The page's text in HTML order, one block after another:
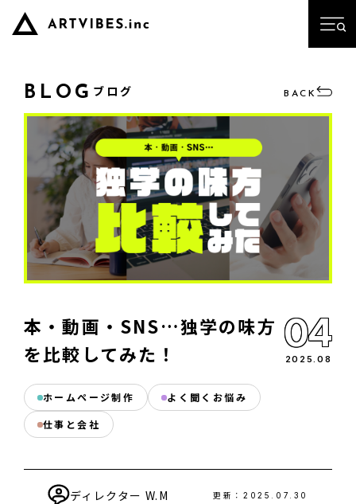
BLOG ブログ BACK
本・動画・SNS…独学の味方
を比較してみた！
04
2025. 08
ホームページ制作
よく聞くお悩み
仕事と会社
ディレクター W.M 更新： 2025.07.30